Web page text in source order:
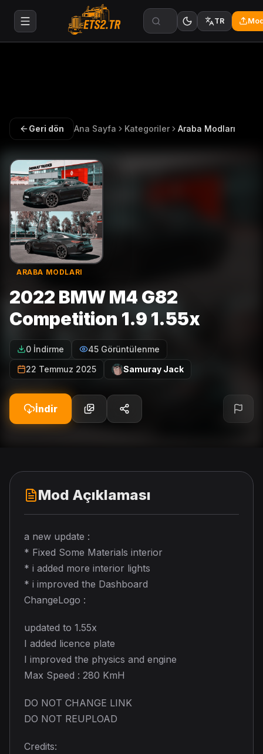
TR
Geri dön Ana Sayfa Kategoriler Araba Modları
ARABA MODLARI
2022 BMW M4 G82
Competition 1.9 1.55x
0 İndirme
45 Görüntülenme
22 Temmuz 2025
Samuray Jack
İndir
Mod Açıklaması
a new update :
* Fixed Some Materials interior
* i added more interior lights
* i improved the Dashboard
ChangeLogo :
updated to 1.55x
I added licence plate
I improved the physics and engine
Max Speed : 280 KmH
DO NOT CHANGE LINK
DO NOT REUPLOAD
Credits: